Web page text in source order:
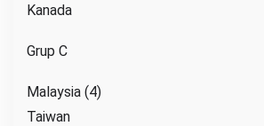
Kanada
Grup C
Malaysia (4)
Taiwan